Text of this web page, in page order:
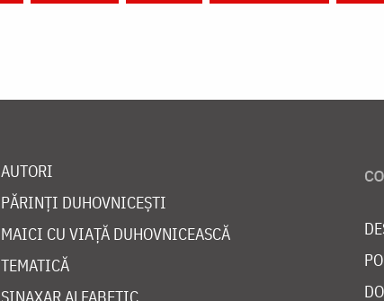
AUTORI
PĂRINȚI DUHOVNICEȘTI
MAICI CU VIAȚĂ DUHOVNICEASCĂ
TEMATICĂ
SINAXAR ALFABETIC